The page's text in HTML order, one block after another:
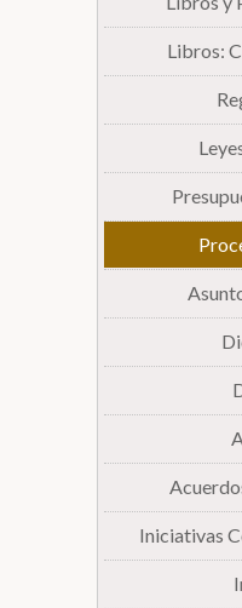
Libros:
Iniciativas